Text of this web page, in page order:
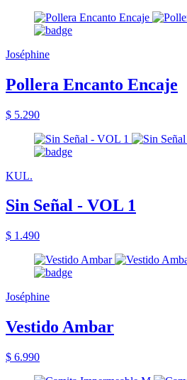
Joséphine
Pollera Encanto Encaje
$ 5.290
KUL.
Sin Señal - VOL 1
$ 1.490
Joséphine
Vestido Ambar
$ 6.990